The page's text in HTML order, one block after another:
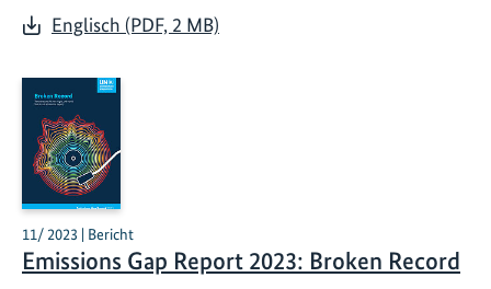
Englisch (PDF, 2 MB)
11/ 2023 | Bericht
Emissions Gap Report 2023: Broken Record